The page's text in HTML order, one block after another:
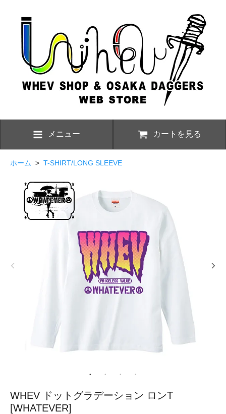
メニュー カートを見る
ホーム > T-SHIRT/LONG SLEEVE
WHEV ドットグラデーション ロンT
[WHATEVER]